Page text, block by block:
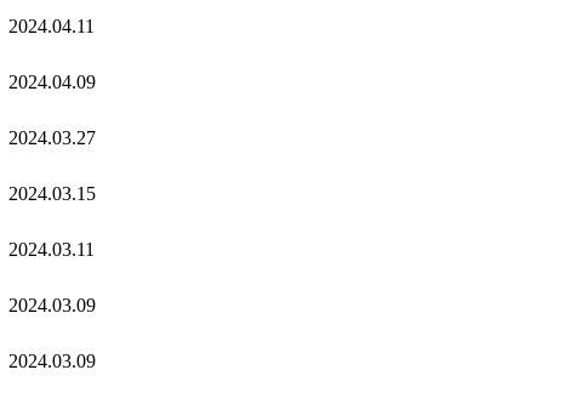
2024.04.11
2024.04.09
2024.03.27
2024.03.15
2024.03.11
2024.03.09
2024.03.09